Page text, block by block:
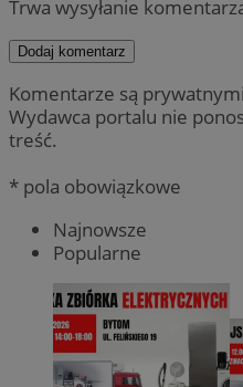
Trwa wysyłanie
Dodaj komentarz
Komentarze są
Wydawca portalu nie
treść.
* pola obowiązkowe
Najnowsze
Popularne